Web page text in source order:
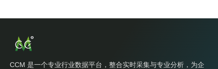
CCM 是一个专业行业数据平台，整合实时采集与专业分析，为企